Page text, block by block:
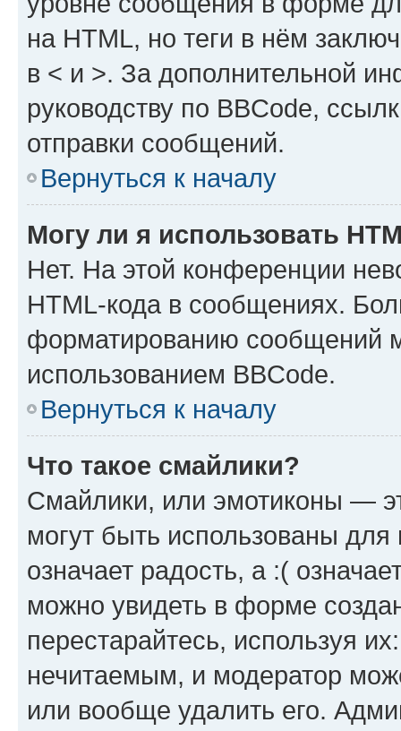
на HTML, но теги в нём
в < и >. За дополнительной
руководству по BBCode,
отправки сообщений.
Вернуться к началу
Могу ли я использовать
Нет. На этой конференции
HTML-кода в сообщениях.
форматированию сообщений
использованием BBCode.
Вернуться к началу
Что такое смайлики?
Смайлики, или эмотиконы —
могут быть использованы
означает радость, а :(
можно увидеть в форме
перестарайтесь, используя
нечитаемым, и модератор
или вообще удалить его.